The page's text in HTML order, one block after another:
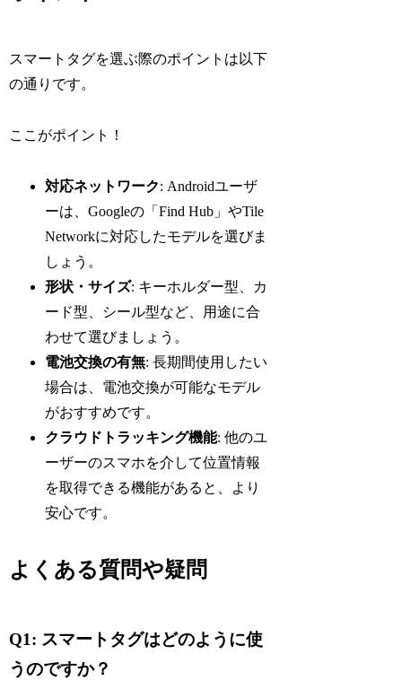
スマートタグを選ぶ際のポイントは以下
の通りです。
ここがポイント！
対応ネットワーク: Androidユーザ
ーは、Googleの「Find Hub」やTile
Networkに対応したモデルを選びま
しょう。
形状・サイズ: キーホルダー型、カ
ード型、シール型など、用途に合
わせて選びましょう。
電池交換の有無: 長期間使用したい
場合は、電池交換が可能なモデル
がおすすめです。
クラウドトラッキング機能: 他のユ
ーザーのスマホを介して位置情報
を取得できる機能があると、より
安心です。
よくある質問や疑問
Q1: スマートタグはどのように使
うのですか？